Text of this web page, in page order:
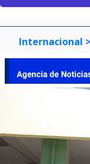
Internacional